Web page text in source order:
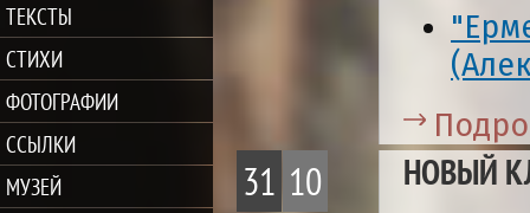
ТЕКСТЫ
СТИХИ
ФОТОГРАФИИ
ССЫЛКИ
МУЗЕЙ
31 10 НОВЫЙ